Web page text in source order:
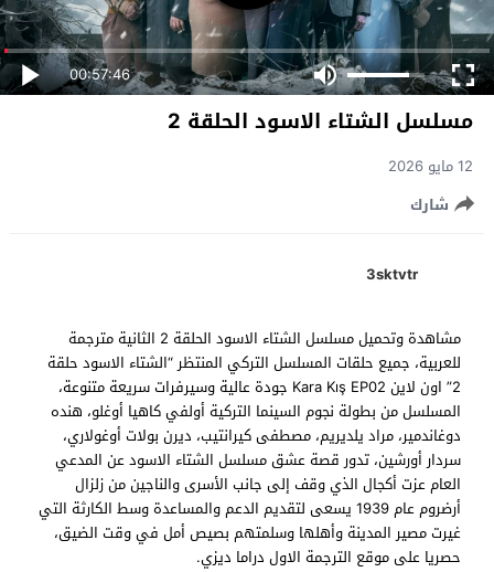
00:57:46
مسلسل الشتاء الاسود الحلقة 2
12 مايو 2026
شارك
3sktvtr
مشاهدة وتحميل مسلسل الشتاء الاسود الحلقة 2 الثانية مترجمة
للعربية، جميع حلقات المسلسل التركي المنتظر “الشتاء الاسود حلقة
2” اون لاين Kara Kış EP02 جودة عالية وسيرفرات سريعة متنوعة،
المسلسل من بطولة نجوم السينما التركية أولفي كاهيا أوغلو، هنده
دوغاندمير، مراد يلديريم، مصطفى كيرانتيب، ديرن بولات أوغولاري،
سردار أورشين، تدور قصة عشق مسلسل الشتاء الاسود عن المدعي
العام عزت أكجال الذي وقف إلى جانب الأسرى والناجين من زلزال
أرضروم عام 1939 يسعى لتقديم الدعم والمساعدة وسط الكارثة التي
غيرت مصير المدينة وأهلها وسلمتهم بصيص أمل في وقت الضيق،
حصريا على موقع الترجمة الاول دراما ديزي.